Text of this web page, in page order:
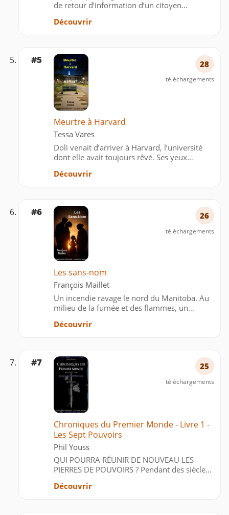
de retour d’information d’un citoyen
suffisamment de témoignages d’analyses et
Découvrir
#5
Meurtre à Harvard
Tessa Vares
Doli venait d’arriver à Harvard, l’université
dont elle avait toujours rêvé. Ses yeux
devant tout ce qui s’offrait à elle. L’imposante
Découvrir
28
téléchargements
#6
Les sans-nom
François Maillet
Un incendie ravage le nord du Manitoba. Au
milieu de la fumée et des flammes, un
d’anormal, une silhouette ou un mouvement
Découvrir
26
téléchargements
#7
Chroniques du Premier Monde - Livre 1 -
Les Sept Pouvoirs
Phil Youss
QUI POURRA RÉUNIR DE NOUVEAU LES
PIERRES DE POUVOIRS ? Pendant des siècles,
protection de nobles et vertueuses
Découvrir
25
téléchargements